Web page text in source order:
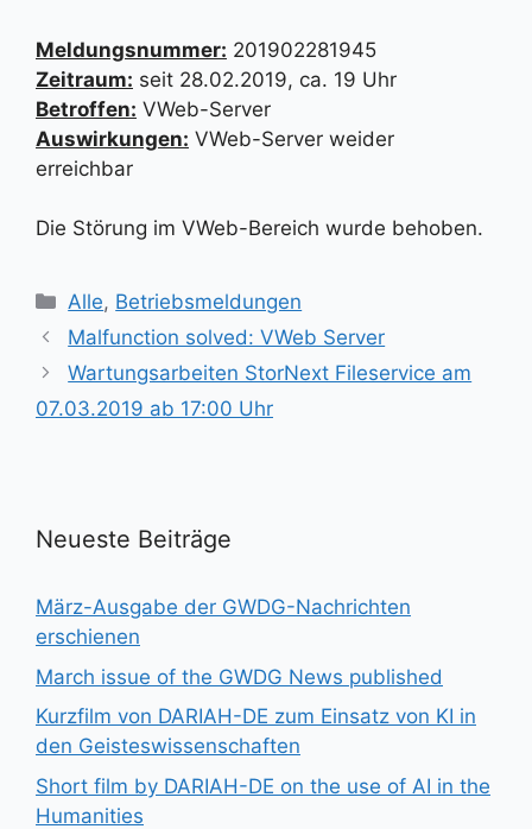
Meldungsnummer: 201902281945
Zeitraum: seit 28.02.2019, ca. 19 Uhr
Betroffen: VWeb-Server
Auswirkungen: VWeb-Server weider
erreichbar
Die Störung im VWeb-Bereich wurde behoben.
Kategorien
Alle, Betriebsmeldungen
Malfunction solved: VWeb Server
Wartungsarbeiten StorNext Fileservice am
07.03.2019 ab 17:00 Uhr
Neueste Beiträge
März-Ausgabe der GWDG-Nachrichten
erschienen
March issue of the GWDG News published
Kurzfilm von DARIAH-DE zum Einsatz von KI in
den Geisteswissenschaften
Short film by DARIAH-DE on the use of AI in the
Humanities